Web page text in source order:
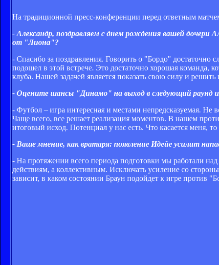
На традиционной пресс-конференции перед ответным
- Александр, поздравляем с днем рождения вашей
от "Лиона"?
- Спасибо за поздравления. Говорить о "Бордо"
подошел в этой встрече. Это достаточно хорошая команда,
клуба. Нашей задачей является показать свою силу и
- Оцените шансы "Динамо" на выход в следующий раунд
- Футбол – игра интересная и местами непредсказуемая. Не
Чаще всего, все решает реализация моментов. В нашем
итоговый исход. Потенциал у нас есть. Что касается меня,
- Ваше мнение, как вратаря: появление Идейе усилит
- На протяжении всего периода подготовки мы работали
действиям, а коллективным. Исключать усиление со
зависит, в каком состоянии Браун подойдет к игре против